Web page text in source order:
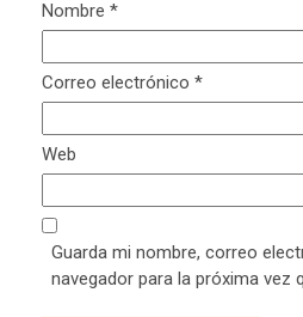
Nombre *
Correo electrónico *
Web
Guarda mi nombre, correo
navegador para la próxima vez